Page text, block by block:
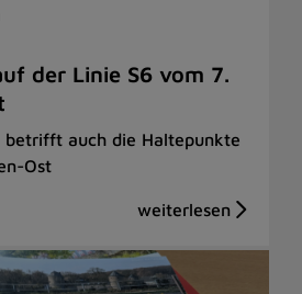
der Linie S6 vom 7.
betrifft auch die Haltepunkte
Ost